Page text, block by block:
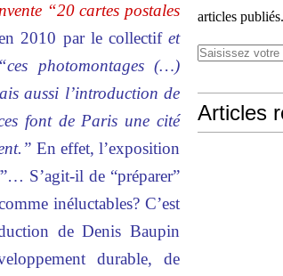
“20 cartes postales
2010 par le collectifet
“ces photomontages (…)
aussi l’introduction de
font de Paris une cité
En effet, l’exposition
S’agit-il de “préparer”
inéluctables? C’est
de Denis Baupin
durable, de
articles publiés.
Articles